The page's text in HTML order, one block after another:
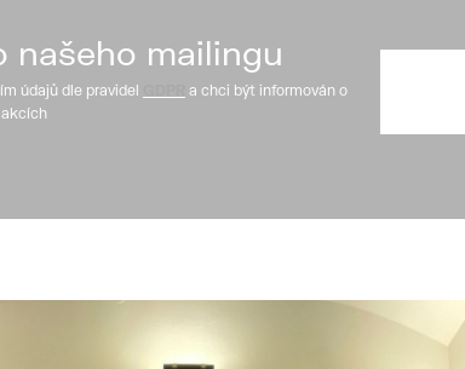
našeho mailingu
údajů dle pravidel
a chci být informován o